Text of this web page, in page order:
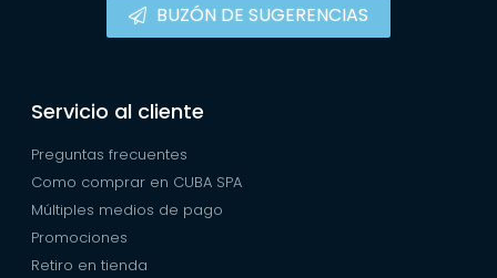
BUZÓN DE SUGERENCIAS
Servicio al cliente
Preguntas frecuentes
Como comprar en CUBA SPA
Múltiples medios de pago
Promociones
Retiro en tienda